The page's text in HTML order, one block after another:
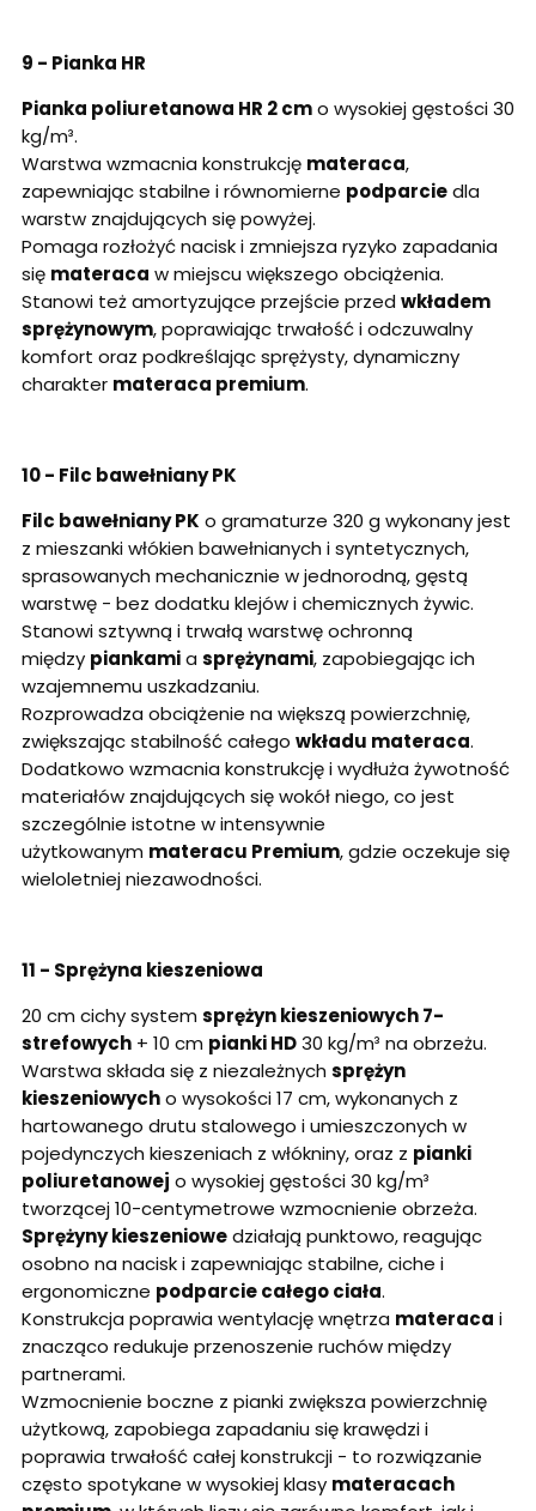
9 - Pianka HR
Pianka poliuretanowa HR 2 cmo wysokiej gęstości 30
kg/m³.
Warstwa wzmacnia konstrukcję materaca,
zapewniając stabilne i równomierne podparciedla
warstw znajdujących się powyżej.
Pomaga rozłożyć nacisk i zmniejsza ryzyko zapadania
się materaca w miejscu większego obciążenia.
Stanowi też amortyzujące przejście przed wkładem
sprężynowym, poprawiając trwałość i odczuwalny
komfort oraz podkreślając sprężysty, dynamiczny
charakter materaca premium.
10 - Filc bawełniany PK
Filc bawełniany PK o gramaturze 320 g wykonany jest
z mieszanki włókien bawełnianych i syntetycznych,
sprasowanych mechanicznie w jednorodną, gęstą
warstwę - bez dodatku klejów i chemicznych żywic.
Stanowi sztywną i trwałą warstwę ochronną
między piankamia sprężynami, zapobiegając ich
wzajemnemu uszkadzaniu.
Rozprowadza obciążenie na większą powierzchnię,
zwiększając stabilność całego wkładu materaca.
Dodatkowo wzmacnia konstrukcję i wydłuża żywotność
materiałów znajdujących się wokół niego, co jest
szczególnie istotne w intensywnie
użytkowanym materacu Premium, gdzie oczekuje się
wieloletniej niezawodności.
11 - Sprężyna kieszeniowa
20 cm cichy system sprężyn kieszeniowych 7-
strefowych + 10 cm pianki HD30 kg/m³ na obrzeżu.
Warstwa składa się z niezależnych sprężyn
kieszeniowycho wysokości 17 cm, wykonanych z
hartowanego drutu stalowego i umieszczonych w
pojedynczych kieszeniach z włókniny, oraz z pianki
poliuretanowej o wysokiej gęstości 30 kg/m³
tworzącej 10-centymetrowe wzmocnienie obrzeża.
Sprężyny kieszeniowedziałają punktowo, reagując
osobno na nacisk i zapewniając stabilne, ciche i
ergonomiczne podparcie całego ciała.
Konstrukcja poprawia wentylację wnętrza materaca i
znacząco redukuje przenoszenie ruchów między
partnerami.
Wzmocnienie boczne z pianki zwiększa powierzchnię
użytkową, zapobiega zapadaniu się krawędzi i
poprawia trwałość całej konstrukcji - to rozwiązanie
często spotykane w wysokiej klasy materacach